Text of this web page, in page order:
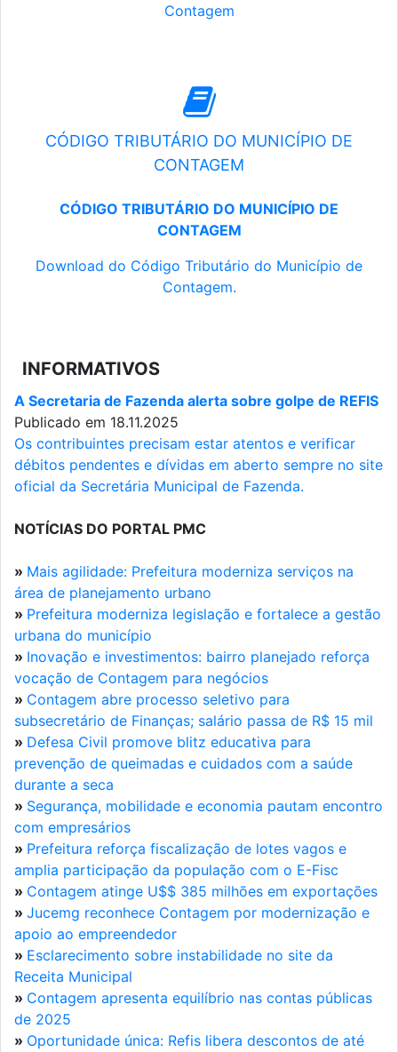
Contagem
CÓDIGO TRIBUTÁRIO DO MUNICÍPIO DE
CONTAGEM
CÓDIGO TRIBUTÁRIO DO MUNICÍPIO DE
CONTAGEM
Download do Código Tributário do Município de
Contagem.
INFORMATIVOS
A Secretaria de Fazenda alerta sobre golpe de REFIS
Publicado em 18.11.2025
Os contribuintes precisam estar atentos e verificar
débitos pendentes e dívidas em aberto sempre no site
oficial da Secretária Municipal de Fazenda.
NOTÍCIAS DO PORTAL PMC
» Mais agilidade: Prefeitura moderniza serviços na
área de planejamento urbano
» Prefeitura moderniza legislação e fortalece a gestão
urbana do município
» Inovação e investimentos: bairro planejado reforça
vocação de Contagem para negócios
» Contagem abre processo seletivo para
subsecretário de Finanças; salário passa de R$ 15 mil
» Defesa Civil promove blitz educativa para
prevenção de queimadas e cuidados com a saúde
durante a seca
» Segurança, mobilidade e economia pautam encontro
com empresários
» Prefeitura reforça fiscalização de lotes vagos e
amplia participação da população com o E-Fisc
» Contagem atinge U$$ 385 milhões em exportações
» Jucemg reconhece Contagem por modernização e
apoio ao empreendedor
» Esclarecimento sobre instabilidade no site da
Receita Municipal
» Contagem apresenta equilíbrio nas contas públicas
de 2025
» Oportunidade única: Refis libera descontos de até